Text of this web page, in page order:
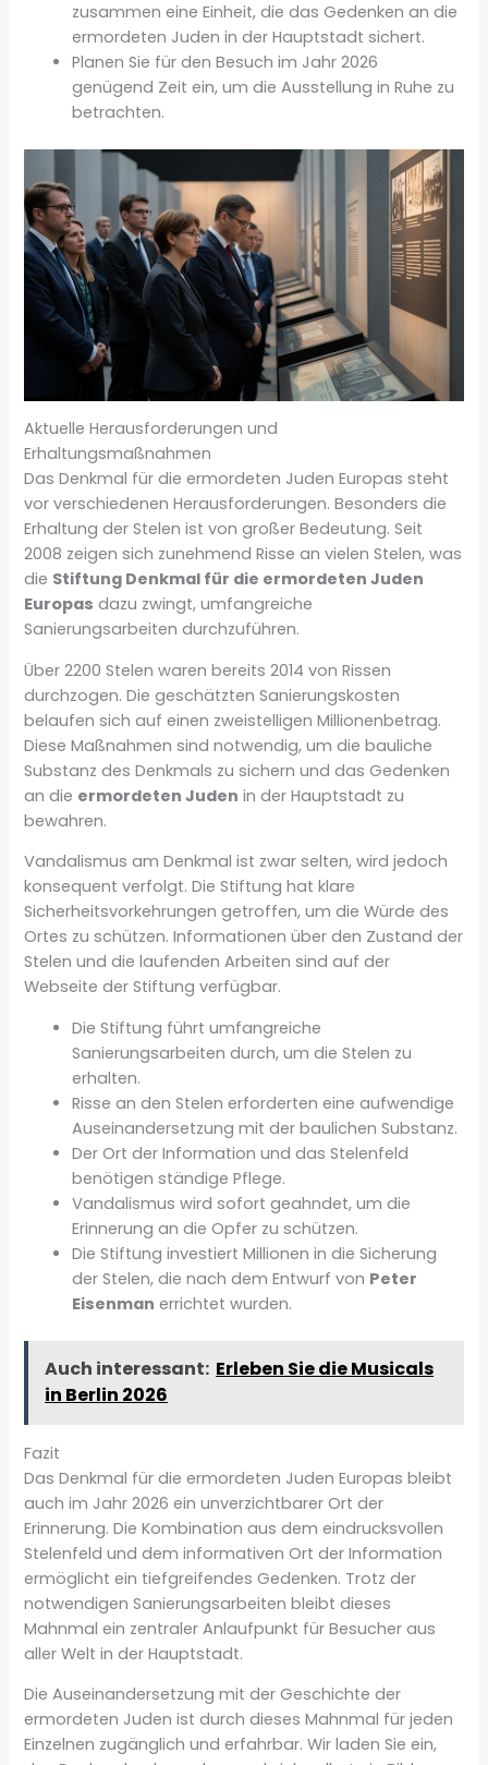
zusammen eine Einheit, die das Gedenken an die
ermordeten Juden in der Hauptstadt sichert.
Planen Sie für den Besuch im Jahr 2026
genügend Zeit ein, um die Ausstellung in Ruhe zu
betrachten.
Aktuelle Herausforderungen und
Erhaltungsmaßnahmen
Das Denkmal für die ermordeten Juden Europas steht
vor verschiedenen Herausforderungen. Besonders die
Erhaltung der Stelen ist von großer Bedeutung. Seit
2008 zeigen sich zunehmend Risse an vielen Stelen, was
die Stiftung Denkmal für die ermordeten Juden
Europas dazu zwingt, umfangreiche
Sanierungsarbeiten durchzuführen.
Über 2200 Stelen waren bereits 2014 von Rissen
durchzogen. Die geschätzten Sanierungskosten
belaufen sich auf einen zweistelligen Millionenbetrag.
Diese Maßnahmen sind notwendig, um die bauliche
Substanz des Denkmals zu sichern und das Gedenken
an die ermordeten Juden in der Hauptstadt zu
bewahren.
Vandalismus am Denkmal ist zwar selten, wird jedoch
konsequent verfolgt. Die Stiftung hat klare
Sicherheitsvorkehrungen getroffen, um die Würde des
Ortes zu schützen. Informationen über den Zustand der
Stelen und die laufenden Arbeiten sind auf der
Webseite der Stiftung verfügbar.
Die Stiftung führt umfangreiche
Sanierungsarbeiten durch, um die Stelen zu
erhalten.
Risse an den Stelen erforderten eine aufwendige
Auseinandersetzung mit der baulichen Substanz.
Der Ort der Information und das Stelenfeld
benötigen ständige Pflege.
Vandalismus wird sofort geahndet, um die
Erinnerung an die Opfer zu schützen.
Die Stiftung investiert Millionen in die Sicherung
der Stelen, die nach dem Entwurf von Peter
Eisenman errichtet wurden.
Auch interessant: Erleben Sie die Musicals
in Berlin 2026
Fazit
Das Denkmal für die ermordeten Juden Europas bleibt
auch im Jahr 2026 ein unverzichtbarer Ort der
Erinnerung. Die Kombination aus dem eindrucksvollen
Stelenfeld und dem informativen Ort der Information
ermöglicht ein tiefgreifendes Gedenken. Trotz der
notwendigen Sanierungsarbeiten bleibt dieses
Mahnmal ein zentraler Anlaufpunkt für Besucher aus
aller Welt in der Hauptstadt.
Die Auseinandersetzung mit der Geschichte der
ermordeten Juden ist durch dieses Mahnmal für jeden
Einzelnen zugänglich und erfahrbar. Wir laden Sie ein,